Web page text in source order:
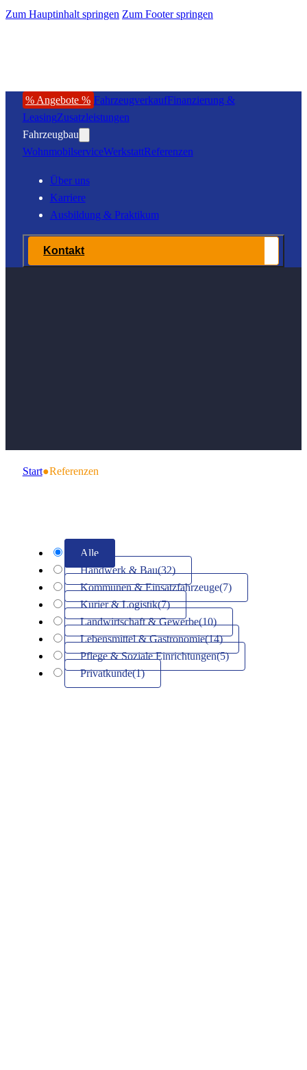
Zum Hauptinhalt springen Zum Footer springen
% Angebote % FahrzeugverkaufFinanzierung &
LeasingZusatzleistungen
Fahrzeugbau
WohnmobilserviceWerkstattReferenzen
Über uns
Karriere
Ausbildung & Praktikum
Kontakt
Start●Referenzen
Alle
Handwerk & Bau(32)
Kommunen & Einsatzfahrzeuge(7)
Kurier & Logistik(7)
Landwirtschaft & Gewerbe(10)
Lebensmittel & Gastronomie(14)
Pflege & Soziale Einrichtungen(5)
Privatkunde(1)